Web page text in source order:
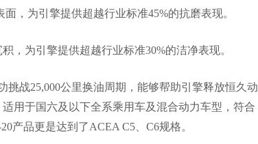
，为引擎提供超越行业标准45%的抗磨表现。
，为引擎提供超越行业标准30%的洁净表现。
战25,000公里换油周期，能够帮助引擎释放恒久动
用于国六及以下全系乘用车及混合动力车型，符合
产品更是达到了ACEA C5、C6规格。